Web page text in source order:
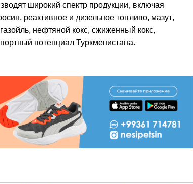
широкий спектр продукции, включая
реактивное и дизельное топливо, мазут,
нефтяной кокс, сжиженный кокс,
потенциал Туркменистана.